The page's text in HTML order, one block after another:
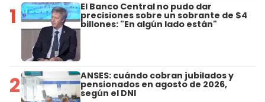
1 El Banco Central no pudo dar
precisiones sobre un sobrante de $4
billones: "En algún lado están"
2 ANSES: cuándo cobran jubilados y
pensionados en agosto de 2026,
según el DNI